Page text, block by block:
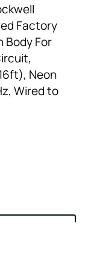
Factory
Body For
Neon
Wired to